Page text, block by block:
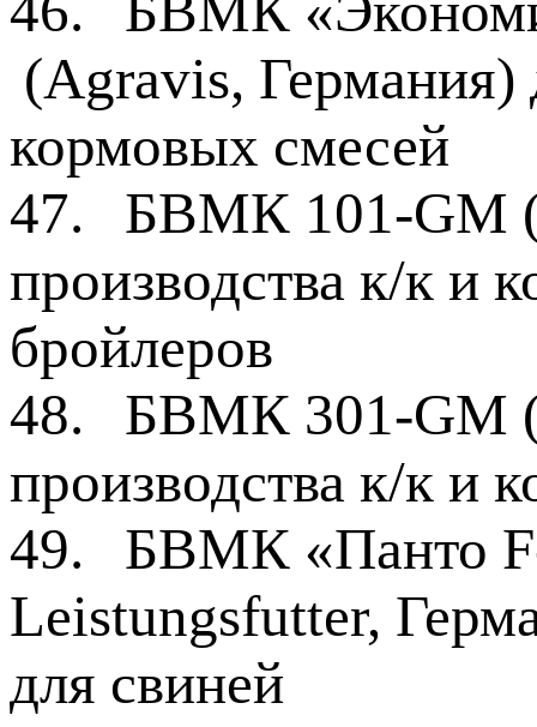
(Agravis, Германия)
кормовых смесей
47.
БВМК 101-GM
производства к/к и
бройлеров
48.
БВМК 301-GM
производства к/к и
49.
БВМК «Панто
Leistungsfutter,
для свиней